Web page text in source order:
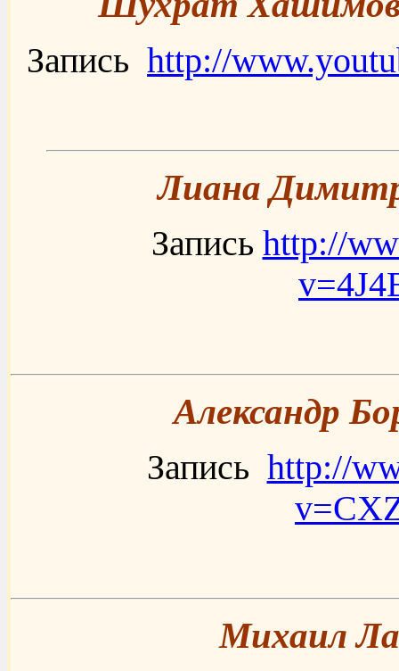
Запись http://
Лиана
Запись http://
Александр
Запись http://
Михаил